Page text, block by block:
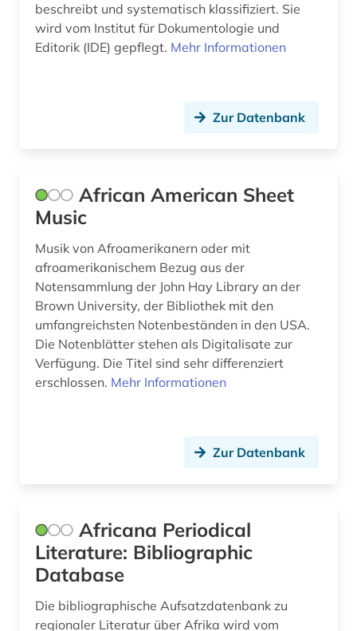
christoph willibald (1)
clara (1)
conservatorium der musik (1)
datensammlung (1)
deutsches historisches institut in rom (1)
deutsches museum von meisterwerken der
naturwissenschaft und technik (1)
deutsches nationaltheater weimar (1)
digitale edition (1)
digitale musik (1)
digitale noten (4)
beschreibt und systematisch klassifiziert. Sie
wird vom Institut für Dokumentologie und
Editorik (IDE) gepflegt. Mehr Informationen
Zur Datenbank
African American Sheet
Music
Musik von Afroamerikanern oder mit
afroamerikanischem Bezug aus der
Notensammlung der John Hay Library an der
Brown University, der Bibliothek mit den
umfangreichsten Notenbeständen in den USA.
Die Notenblätter stehen als Digitalisate zur
Verfügung. Die Titel sind sehr differenziert
erschlossen. Mehr Informationen
Zur Datenbank
Africana Periodical
Literature: Bibliographic
Database
Die bibliographische Aufsatzdatenbank zu
regionaler Literatur über Afrika wird vom